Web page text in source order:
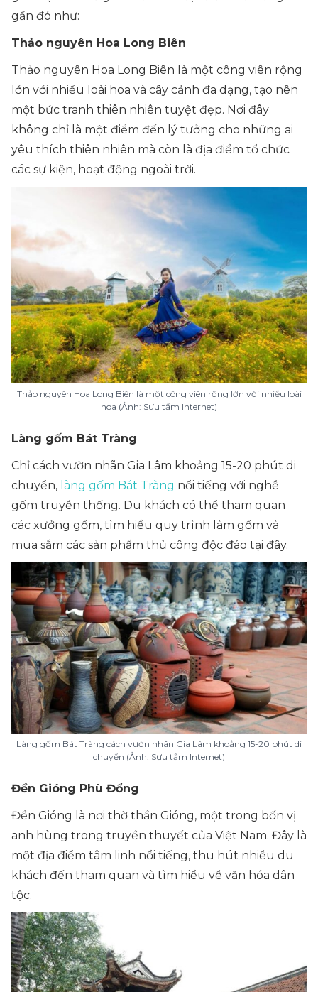
gần đó như:
Thảo nguyên Hoa Long Biên
Thảo nguyên Hoa Long Biên là một công viên rộng
lớn với nhiều loài hoa và cây cảnh đa dạng, tạo nên
một bức tranh thiên nhiên tuyệt đẹp. Nơi đây
không chỉ là một điểm đến lý tưởng cho những ai
yêu thích thiên nhiên mà còn là địa điểm tổ chức
các sự kiện, hoạt động ngoài trời.
Thảo nguyên Hoa Long Biên là một công viên rộng lớn với nhiều loài
hoa (Ảnh: Sưu tầm Internet)
Làng gốm Bát Tràng
Chỉ cách vườn nhãn Gia Lâm khoảng 15-20 phút di
chuyển, làng gốm Bát Tràng nổi tiếng với nghề
gốm truyền thống. Du khách có thể tham quan
các xưởng gốm, tìm hiểu quy trình làm gốm và
mua sắm các sản phẩm thủ công độc đáo tại đây.
Làng gốm Bát Tràng cách vườn nhãn Gia Lâm khoảng 15-20 phút di
chuyển (Ảnh: Sưu tầm Internet)
Đền Gióng Phù Đổng
Đền Gióng là nơi thờ thần Gióng, một trong bốn vị
anh hùng trong truyền thuyết của Việt Nam. Đây là
một địa điểm tâm linh nổi tiếng, thu hút nhiều du
khách đến tham quan và tìm hiểu về văn hóa dân
tộc.